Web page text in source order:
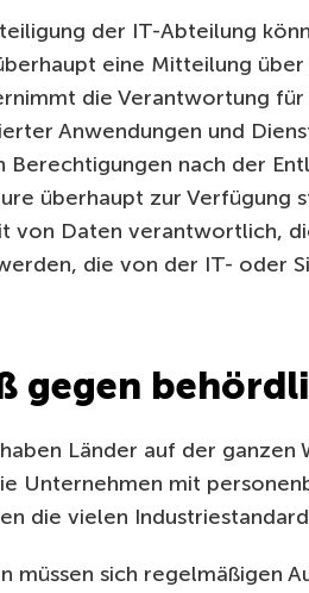
der IT-Abteilung
eine Mitteilung
die Verantwortung
Anwendungen und
Berechtigungen nach der
überhaupt zur Verfügung
von Daten verantwortlich,
die von der IT- oder
gegen
Länder auf der ganzen
Unternehmen mit
die vielen
müssen sich regelmäßigen